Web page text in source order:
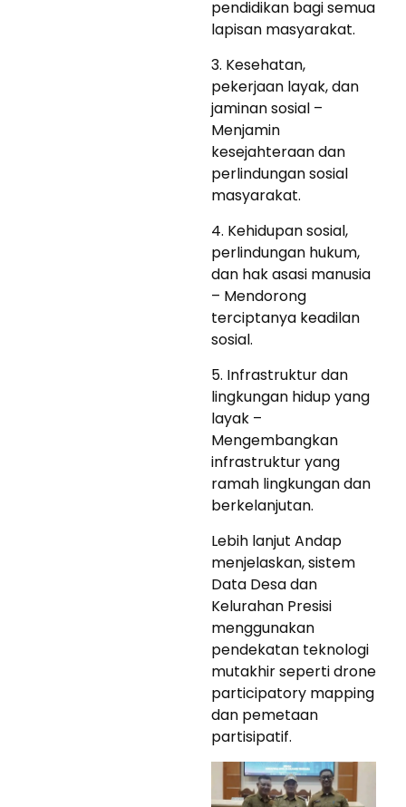
pendidikan bagi semua
lapisan masyarakat.
3. Kesehatan,
pekerjaan layak, dan
jaminan sosial –
Menjamin
kesejahteraan dan
perlindungan sosial
masyarakat.
4. Kehidupan sosial,
perlindungan hukum,
dan hak asasi manusia
– Mendorong
terciptanya keadilan
sosial.
5. Infrastruktur dan
lingkungan hidup yang
layak –
Mengembangkan
infrastruktur yang
ramah lingkungan dan
berkelanjutan.
Lebih lanjut Andap
menjelaskan, sistem
Data Desa dan
Kelurahan Presisi
menggunakan
pendekatan teknologi
mutakhir seperti drone
participatory mapping
dan pemetaan
partisipatif.